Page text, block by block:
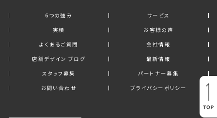
6つの強み
サービス
実績
お客様の声
よくあるご質問
会社情報
店舗デザイン ブログ
最新情報
スタッフ募集
パートナー募集
お問い合わせ
プライバシーポリシー